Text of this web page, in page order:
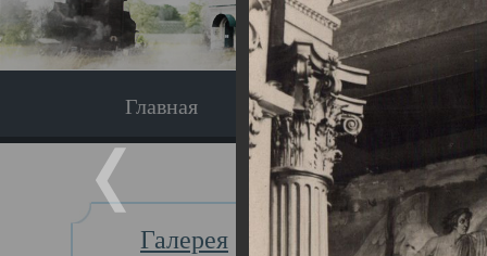
Главная Экскурсия
Галерея
Главная